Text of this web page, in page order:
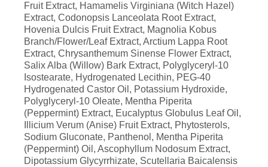
Fruit Extract, Hamamelis Virginiana (Witch Hazel)
Extract, Codonopsis Lanceolata Root Extract,
Hovenia Dulcis Fruit Extract, Magnolia Kobus
Branch/Flower/Leaf Extract, Arctium Lappa Root
Extract, Chrysanthemum Sinense Flower Extract,
Salix Alba (Willow) Bark Extract, Polyglyceryl-10
Isostearate, Hydrogenated Lecithin, PEG-40
Hydrogenated Castor Oil, Potassium Hydroxide,
Polyglyceryl-10 Oleate, Mentha Piperita
(Peppermint) Extract, Eucalyptus Globulus Leaf Oil,
Illicium Verum (Anise) Fruit Extract, Phytosterols,
Sodium Gluconate, Panthenol, Mentha Piperita
(Peppermint) Oil, Ascophyllum Nodosum Extract,
Dipotassium Glycyrrhizate, Scutellaria Baicalensis